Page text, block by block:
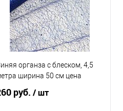
органза с блеском, 4,5
ширина 50 см цена
руб./ шт